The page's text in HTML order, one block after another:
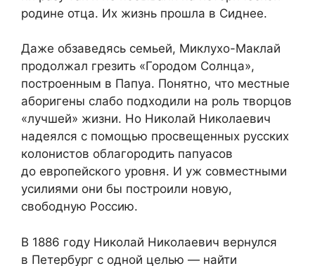
родине отца. Их жизнь прошла в Сиднее.
Даже обзаведясь семьей, Миклухо-Маклай
продолжал грезить «Городом Солнца»,
построенным в Папуа. Понятно, что местные
аборигены слабо подходили на роль творцов
«лучшей» жизни. Но Николай Николаевич
надеялся с помощью просвещенных русских
колонистов облагородить папуасов
до европейского уровня. И уж совместными
усилиями они бы построили новую,
свободную Россию.
В 1886 году Николай Николаевич вернулся
в Петербург с одной целью — найти